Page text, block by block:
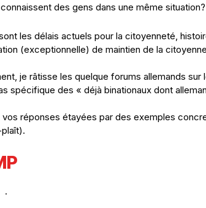
des gens dans une même situation?
les délais actuels pour la citoyenneté,
(exceptionnelle) de maintien de la
je râtisse les quelque forums allemands
spécifique des « déjà binationaux dont
réponses étayées par des exemples
·